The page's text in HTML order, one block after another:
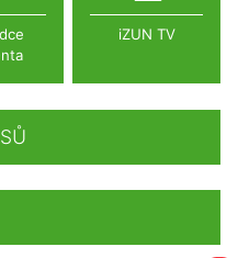
iZUN TV